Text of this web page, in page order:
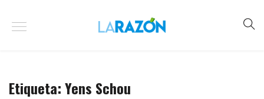
Etiqueta:Yens Schou